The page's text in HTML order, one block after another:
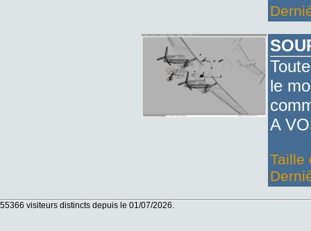
le
A
Taille
55366 visiteurs distincts depuis le 01/07/2026.